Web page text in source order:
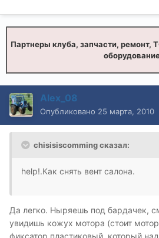
Партнеры клуба, запчасти, ремонт,
Alex_08
Опубликовано 25 марта, 2010
chisisiscomming сказал:
help!.Как снять вент салона.
Да легко. Ныряешь под бардачек,
увидишь кожух мотора (стоит